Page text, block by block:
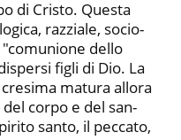
di Cristo. Questa
razziale, socio­
"comunione dello
figli di Dio. La
matura allora
corpo e del san­
santo, il peccato,